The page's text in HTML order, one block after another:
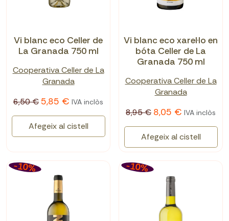
Vi blanc eco Celler de
La Granada 750 ml
Cooperativa Celler de La
Granada
6,50 € 5,85 € IVA inclòs
Afegeix al cistell
Vi blanc eco xarel·lo en
bóta Celler de La
Granada 750 ml
Cooperativa Celler de La
Granada
8,95 € 8,05 € IVA inclòs
Afegeix al cistell
-10% -10%